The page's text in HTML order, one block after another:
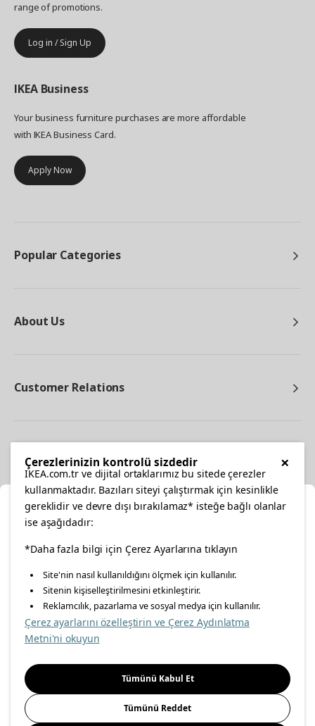
range of promotions.
Log in / Sign Up
IKEA Business
Your business furniture purchases are more affordable
with IKEA Business Card.
Apply Now
Popular Categories
About Us
Customer Relations
facebooktwitterinstagrampinterestyoutube
linkedin
Energy Policy Information Security Policy
Food Safety Policy
Important Notice Privacy Agreement Personal Data Protection
Cookie Policy
Select Location
Please select to see the content specific to your delivery
location for your orders from Online Store.
Select a city first
Please select
×
Çerezlerinizin kontrolü sizdedir
IKEA.com.tr ve dijital ortaklarımız bu sitede çerezler
kullanmaktadır. Bazıları siteyi çalıştırmak için kesinlikle
gereklidir ve devre dışı bırakılamaz* isteğe bağlı olanlar
ise aşağıdadır:
*Daha fazla bilgi için Çerez Ayarlarına tıklayın
Site'nin nasıl kullanıldığını ölçmek için kullanılır.
Sitenin kişiselleştirilmesini etkinleştirir.
Reklamcılık, pazarlama ve sosyal medya için kullanılır.
Çerez ayarlarını özelleştirin ve Çerez Aydınlatma
Metni'ni okuyun
Tümünü Kabul Et
Tümünü Reddet